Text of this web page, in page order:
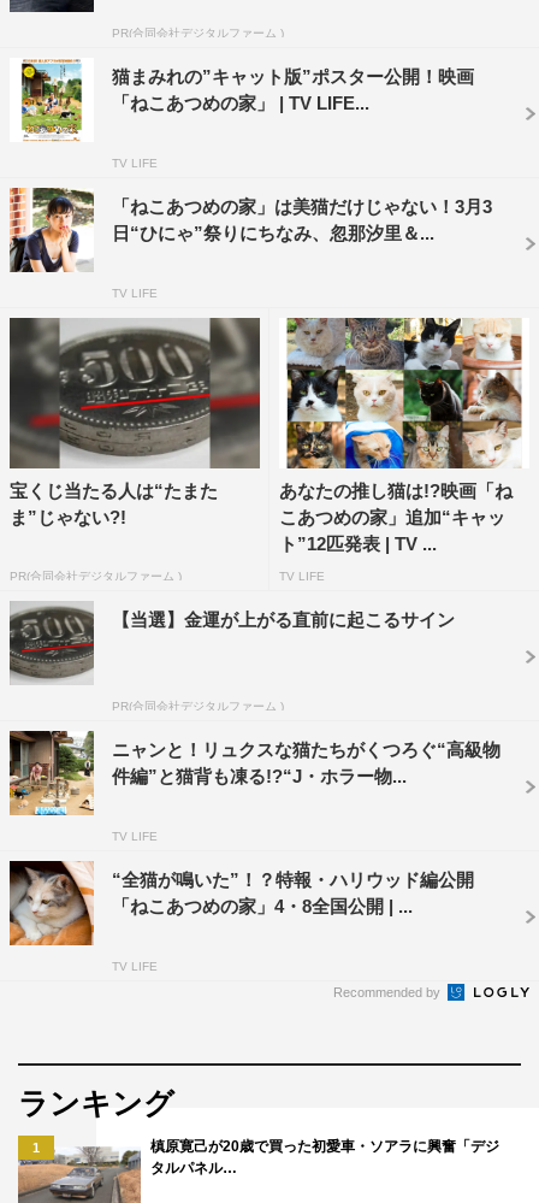
＜ストーリー＞
若くして新人賞を受賞し、一躍人気作家となった小説家・
佐久本勝（伊藤淳史）。現在は大スランプ中で、ヒマに任
せてエゴサーチをしては、さらにドツボにハマる毎日。担
が、若さあふれる熱血アドバイスは、逆に佐久本には苦し
いだけだった。ある日、不思議な占い師から予言を受けた
佐久本は、おかしな不動産屋（大久保佳代子）の勧めで片
われど暮らしは変わらず、生活は下降線をたどるいっぽう
で、ミチルの先輩編集者・浅草（田口トモロヲ）には見放
されたようだ。そんなある日、途方に暮れて縁側で庭を眺
めていた佐久本の前に1匹の猫がふらりと現れるが、しば
し見つめ合ったのち猫は庭から出て行ってしまう。猫にも
見捨てられたと落ち込む佐久元は、どうしても猫が気にな
ってしまい、ペットショップの店主・洋子（木村多江）か
らアドバイスを受けて庭作りを開始。こうして、若き小説
家の「ねこあつめ」の生活が始まった。
映画「ねこあつめの家」
4月8日（土）より新宿武蔵野館ほか全国公開
＜出演＞
伊藤淳史 忽那汐里
戸田昌宏 大久保佳代子／青戸浩香 大嶺創羽 村木藤志
田口トモロヲ／木村多江
公式HP：
©2017 Hit-Point／『映画ねこあつめ』製作委員会
PR(合同会社デジタルファーム )
猫まみれの”キャット版”ポスター公開！映画
「ねこあつめの家」 | TV LIFE...
TV LIFE
「ねこあつめの家」は美猫だけじゃない！3月3
日“ひにゃ”祭りにちなみ、忽那汐里＆...
TV LIFE
宝くじ当たる人は“たまた
ま”じゃない?!
PR(合同会社デジタルファーム )
あなたの推し猫は!?映画「ね
こあつめの家」追加“キャッ
ト”12匹発表 | TV ...
TV LIFE
【当選】金運が上がる直前に起こるサイン
PR(合同会社デジタルファーム )
ニャンと！リュクスな猫たちがくつろぐ“高級物
件編”と猫背も凍る!?“J・ホラー物...
TV LIFE
“全猫が鳴いた”！？特報・ハリウッド編公開
「ねこあつめの家」4・8全国公開 | ...
TV LIFE
Recommended by
ランキング
1
槙原寛己が20歳で買った初愛車・ソアラに興奮「デジ
タルパネル…